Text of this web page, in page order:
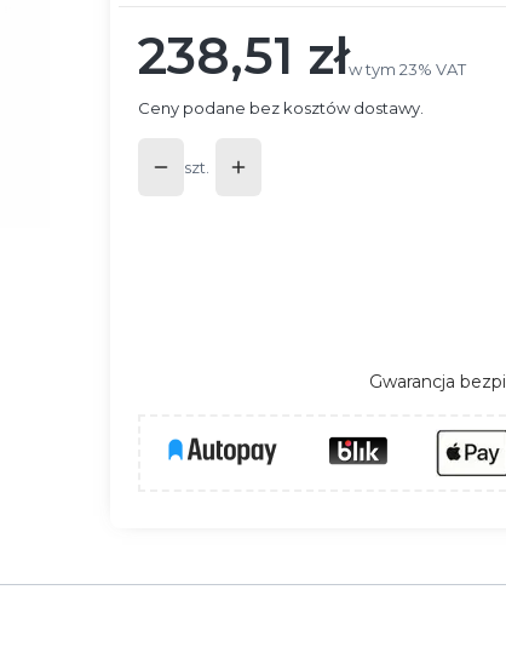
Cena
238,51 złw tym 23% VAT
w tym 23% VAT
Ceny podane bez kosztów dostawy.
szt.
Gwarancja